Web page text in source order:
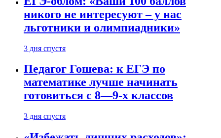
никого не интересуют – у нас
льготники и олимпиадники»
3 дня спустя
Педагог Гошева: к ЕГЭ по
математике лучше начинать
готовиться с 8—9-х классов
3 дня спустя